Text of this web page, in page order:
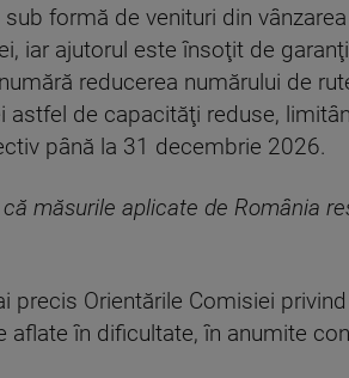
formă de venituri din
iar ajutorul este însoţit de
reducerea numărului de
astfel de capacităţi reduse,
până la 31 decembrie 2026.
măsurile aplicate de România
precis Orientările Comisiei
în dificultate, în anumite